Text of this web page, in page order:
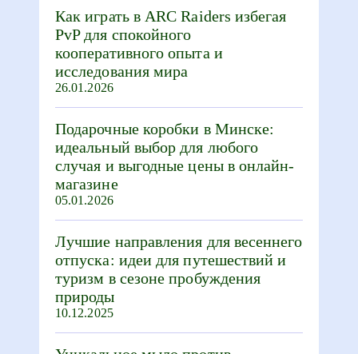
Как играть в ARC Raiders избегая
PvP для спокойного
кооперативного опыта и
исследования мира
26.01.2026
Подарочные коробки в Минске:
идеальный выбор для любого
случая и выгодные цены в онлайн-
магазине
05.01.2026
Лучшие направления для весеннего
отпуска: идеи для путешествий и
туризм в сезоне пробуждения
природы
10.12.2025